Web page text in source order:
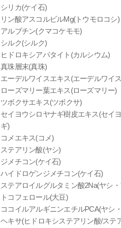
シリカ(ケイ石)
リン酸アスコルビルMg(トウモロコシ)
アルブチン(クマコケモモ)
シルク(シルク)
ヒドロキシアパタイト(カルシウム)
真珠層末(真珠)
エーデルワイスエキス(エーデルワイ
ローズマリー葉エキス(ローズマリー)
ツボクサエキス(ツボクサ)
セイヨウシロヤナギ樹皮エキス(セイ
ギ)
コメエキス(コメ)
ステアリン酸(ヤシ)
ジメチコン(ケイ石)
ハイドロゲンジメチコン(ケイ石)
ステアロイルグルタミン酸2Na(ヤシ
トコフェロール(大豆)
ココイルアルギニンエチルPCA(ヤシ
ヘキサ(ヒドロキシステアリン酸/ステ